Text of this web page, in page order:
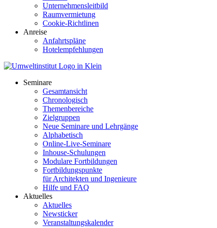
Unternehmensleitbild
Raumvermietung
Cookie-Richtlinen
Anreise
Anfahrtspläne
Hotelempfehlungen
Seminare
Gesamtansicht
Chronologisch
Themenbereiche
Zielgruppen
Neue Seminare und Lehrgänge
Alphabetisch
Online-Live-Seminare
Inhouse-Schulungen
Modulare Fortbildungen
Fortbildungspunkte
für Architekten und Ingenieure
Hilfe und FAQ
Aktuelles
Aktuelles
Newsticker
Veranstaltungskalender